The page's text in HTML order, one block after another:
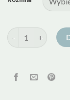
ilość zielona